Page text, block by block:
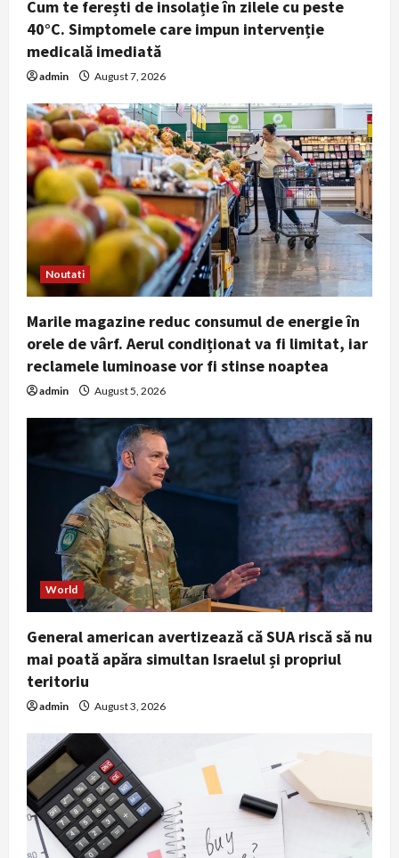
Cum te ferești de insolație în zilele cu peste
40°C. Simptomele care impun intervenție
medicală imediată
admin August 7, 2026
Noutati
Marile magazine reduc consumul de energie în
orele de vârf. Aerul condiționat va fi limitat, iar
reclamele luminoase vor fi stinse noaptea
admin August 5, 2026
World
General american avertizează că SUA riscă să nu
mai poată apăra simultan Israelul și propriul
teritoriu
admin August 3, 2026